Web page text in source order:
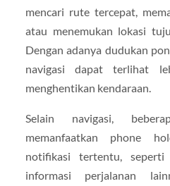
mencari rute tercepat,
atau menemukan lokasi
Dengan adanya dudukan
navigasi dapat terlihat
menghentikan kendaraan.
Selain navigasi,
memanfaatkan phone
notifikasi tertentu, seperti
informasi perjalanan